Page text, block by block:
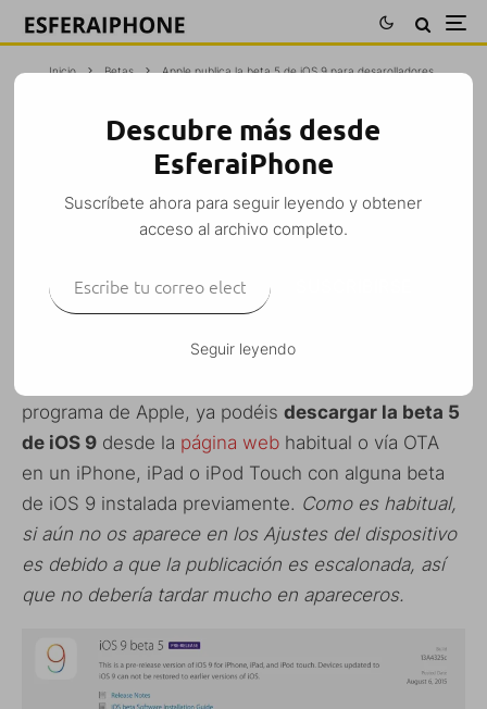
Inicio Betas Apple publica la beta 5 de iOS 9 para desarolladores
APPLE PUBLICA LA BETA 5 DE IOS 9
PARA DESAROLLADORES
M. Alejandro W. García Fuentes (Esfera) ·
Desarrolladores iPad iPhone iPod Touch
programa de Apple, ya podéis descargar la beta 5
de iOS 9 desde la página web habitual o vía OTA
en un iPhone, iPad o iPod Touch con alguna beta
de iOS 9 instalada previamente. Como es habitual,
si aún no os aparece en los Ajustes del dispositivo
es debido a que la publicación es escalonada, así
que no debería tardar mucho en apareceros.
Descubre más desde
EsferaiPhone
Suscríbete ahora para seguir leyendo y obtener
acceso al archivo completo.
Seguir leyendo